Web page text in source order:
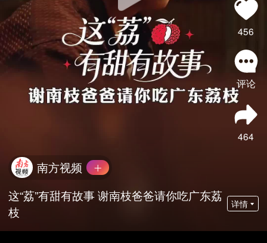
456
评论
464
南方视频
这“荔”有甜有故事 谢南枝爸爸请你吃广东荔
枝
详情